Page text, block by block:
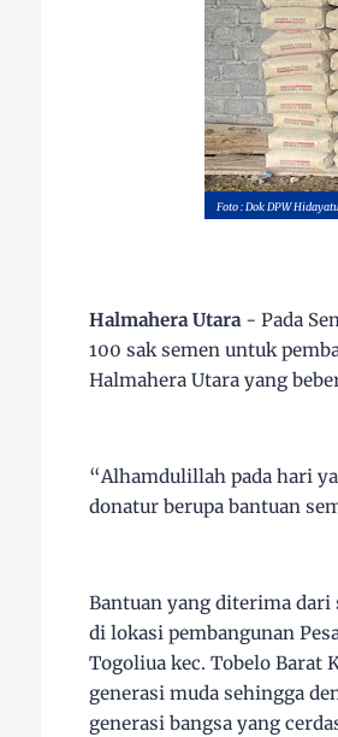
Foto : Dok DPW
Halmahera Utara- Pada
100 sak semen untuk
Halmahera Utara yang
“Alhamdulillah pada hari
donatur berupa bantuan
Bantuan yang diterima
di lokasi pembangunan
Togoliua kec. Tobelo Barat
generasi muda sehingga
generasi bangsa yang